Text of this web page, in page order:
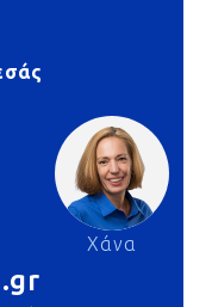
Χάνα